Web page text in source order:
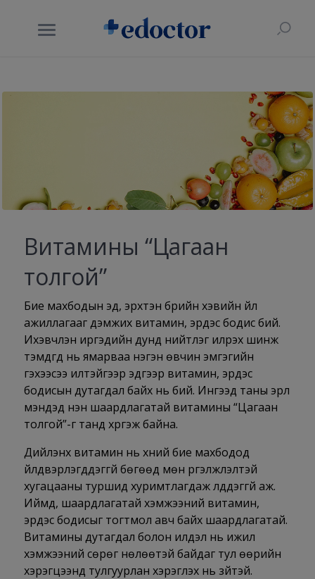
Витамины “Цагаан
толгой”
Бие махбодын эд, эрхтэн бүрийн хэвийн үйл
ажиллагааг дэмжих витамин, эрдэс бодис бий.
Ихэвчлэн иргэдийн дунд нийтлэг илрэх шинж
тэмдгүүд нь ямарваа нэгэн өвчин эмгэгийн
гэхээсээ илүүтэйгээр эдгээр витамин, эрдэс
бодисын дутагдал байх нь бий. Ингээд таны эрүүл
мэндэд нэн шаардлагатай витамины “Цагаан
толгой”-г танд хүргэж байна.
Дийлэнх витамин нь хүний бие махбодод
үйлдвэрлэгддэггүй бөгөөд мөн үргэлжлэлтэй
хугацааны туршид хуримтлагдаж үлддэггүй аж.
Иймд, шаардлагатай хэмжээний витамин,
эрдэс бодисыг тогтмол авч байх шаардлагатай.
Витамины дутагдал болон илүүдэл нь ижил
хэмжээний сөрөг нөлөөтэй байдаг тул өөрийн
хэрэгцээнд тулгуурлан хэрэглэх нь зүйтэй.